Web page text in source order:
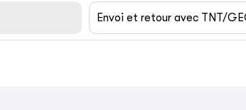
Envoi et retour avec TNT/